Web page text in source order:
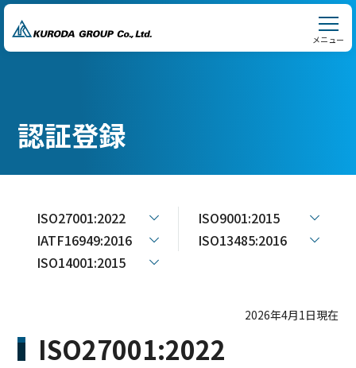
メニュー
認証登録
ISO27001:2022
ISO9001:2015
IATF16949:2016
ISO13485:2016
ISO14001:2015
2026年4月1日現在
ISO27001:2022